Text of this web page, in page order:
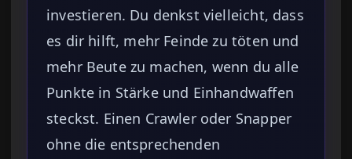
investieren. Du denkst vielleicht, dass
es dir hilft, mehr Feinde zu töten und
mehr Beute zu machen, wenn du alle
Punkte in Stärke und Einhandwaffen
steckst. Einen Crawler oder Snapper
ohne die entsprechenden